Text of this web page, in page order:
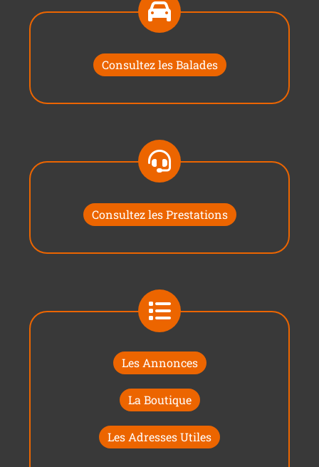
Consultez les Balades
Consultez les Prestations
Les Annonces
La Boutique
Les Adresses Utiles